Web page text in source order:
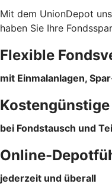
Mit dem UnionDepot
haben Sie Ihre
Flexible
mit Einmalanlagen,
bei Fondstausch und
Online-
jederzeit und überall